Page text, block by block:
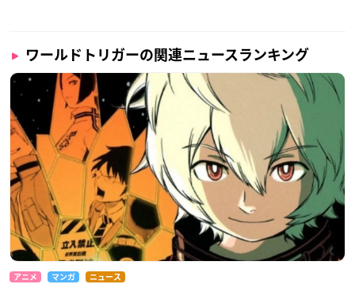
ワールドトリガーの関連ニュースランキング
アニメ マンガ ニュース